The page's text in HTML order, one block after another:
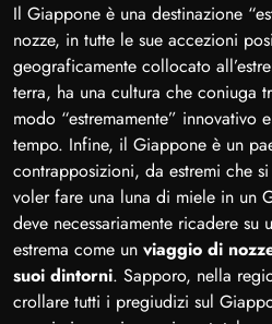
Il Giappone è una destinazione
nozze, in tutte le sue accezioni
geograficamente collocato
terra, ha una cultura che coniuga
modo “estremamente” innovativo
tempo. Infine, il Giappone è un
contrapposizioni, da estremi che
voler fare una luna di miele in un
deve necessariamente ricadere su
estrema come un viaggio di
suoi dintorni. Sapporo, nella
crollare tutti i pregiudizi sul